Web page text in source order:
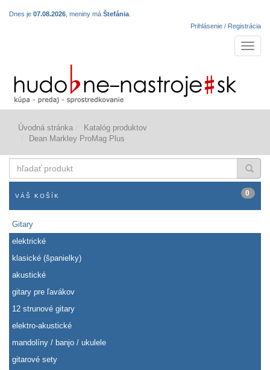
Dnes je 07.08.2026 , meniny má Štefánia
Prihlásenie / Registrácia
Úvodná stránka
Katalóg produktov
Dean Markley ProMag Plus
produkt
VÁŠ KOŠÍK 0
Gitary
elektrické
klasické (španielky)
akustické
gitary pre ľavákov
12 strunové gitary
elektro-akustické
mandolíny / banjo / ukulele
gitarové sety